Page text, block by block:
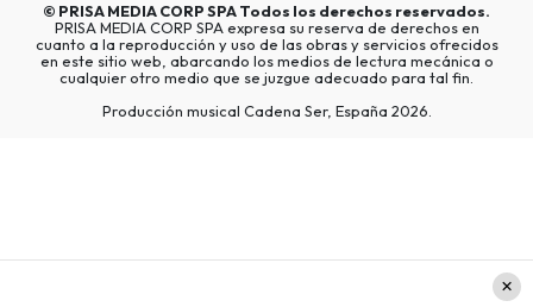
© PRISA MEDIA CORP SPATodos los derechos reservados.
PRISA MEDIA CORP SPA expresa su reserva de derechos en
cuanto a la reproducción y uso de las obras y servicios ofrecidos
en este sitio web, abarcando los medios de lectura mecánica o
cualquier otro medio que se juzgue adecuado para tal fin.
Producción musical Cadena Ser, España 2026.